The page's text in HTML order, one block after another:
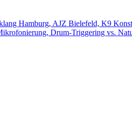
Hamburg, AJZ Bielefeld, K9
Drum-Triggering vs.